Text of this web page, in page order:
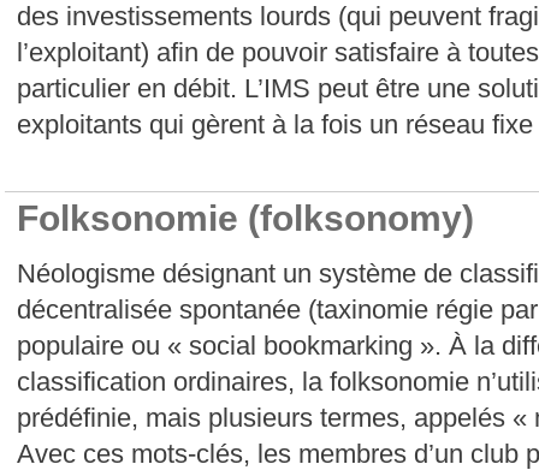
des investissements lourds (qui peuvent
l’exploitant) afin de pouvoir satisfaire à
particulier en débit. L’IMS peut être une
exploitants qui gèrent à la fois un réseau
Folksonomie (folksonomy)
Néologisme désignant un système de
décentralisée spontanée (taxinomie régie
populaire ou « social bookmarking ». À la
classification ordinaires, la folksonomie
prédéfinie, mais plusieurs termes, appelés
Avec ces mots-clés, les membres d’un club